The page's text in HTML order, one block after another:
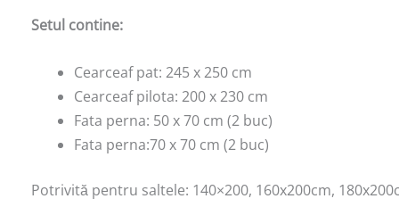
Setul contine:
Cearceaf pat: 245 x 250 cm
Cearceaf pilota: 200 x 230 cm
Fata perna: 50 x 70 cm (2 buc)
Fata perna:70 x 70 cm (2 buc)
Potrivită pentru saltele: 140×200, 160x200cm,